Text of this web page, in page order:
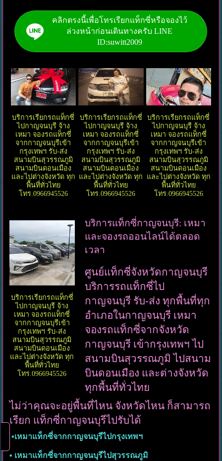
คลิกตรงนี้เพื่อโทรเรียกแท็กซี่หรือจองไว้
ล่วงหน้าก่อนเดินทางครับ LINE
ID:suwitt2009
บริการเรียกรถแท็กซี่
ไปกาญจนบุรี จ้าง
เหมา จองรถแท็กซี่
จากกาญจนบุรีเข้า
กรุงเทพฯ รับ-ส่ง
สนามบินสุวรรณภูมิ
สนามบินดอนเมือง
และไปต่างจังหวัด ทุก
พื้นที่ทั่วไทย
โทร.0966945526
บริการเรียกรถแท็กซี่
ไปกาญจนบุรี จ้าง
เหมา จองรถแท็กซี่
จากกาญจนบุรีเข้า
กรุงเทพฯ รับ-ส่ง
สนามบินสุวรรณภูมิ
สนามบินดอนเมือง
และไปต่างจังหวัด ทุก
พื้นที่ทั่วไทย
โทร.0966945526
บริการเรียกรถแท็กซี่
ไปกาญจนบุรี จ้าง
เหมา จองรถแท็กซี่
จากกาญจนบุรีเข้า
กรุงเทพฯ รับ-ส่ง
สนามบินสุวรรณภูมิ
สนามบินดอนเมือง
และไปต่างจังหวัด ทุก
พื้นที่ทั่วไทย
โทร.0966945526
บริการเรียกรถแท็กซี่
ไปกาญจนบุรี จ้าง
เหมา จองรถแท็กซี่
จากกาญจนบุรีเข้า
กรุงเทพฯ รับ-ส่ง
สนามบินสุวรรณภูมิ
สนามบินดอนเมือง
และไปต่างจังหวัด ทุก
พื้นที่ทั่วไทย
โทร.0966945526
บริการแท็กซี่กาญจนบุรี: เหมา
และจองรถออนไลน์ได้ตลอด
เวลา
ศูนย์แท็กซี่จังหวัดกาญจนบุรี
บริการรถแท็กซี่ไป
กาญจนบุรี รับ-ส่ง ทุกพื้นที่ทุก
อำเภอในกาญจนบุรี เหมา
จองรถแท็กซี่จากจังหวัด
กาญจนบุรี เข้ากรุงเทพฯ ไป
สนามบินสุวรรณภูมิ ไปสนาม
บินดอนเมือง และต่างจังหวัด
ทุกพื้นที่ทั่วไทย
ไม่ว่าคุณจะอยู่พื้นที่ไหน จังหวัดไหน ก็สามารถ
เรียก แท็กซี่กาญจนบุรีไปรับได้
▪︎เหมาแท็กซี่จากกาญจนบุรีไปกรุงเทพฯ
▪︎ เหมาแท็กซี่จากกาญจนบุรีไปสุวรรณภูมิ